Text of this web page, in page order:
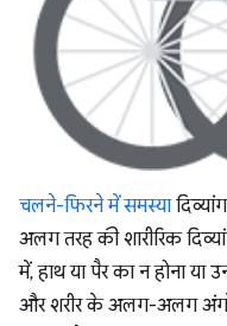
चलने-फिरने में समस्या
अलग तरह की शारीरिक
में, हाथ या पैर का न होना या
और शरीर के अलग-अलग अंगों